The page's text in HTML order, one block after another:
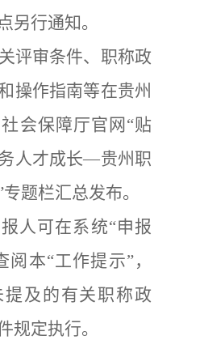
另行通知。
评审条件、职称政
操作指南等在贵州
会保障厅官网 “贴
人才成长—贵州职
专题栏汇总发布。
人可在系统“申报
阅 本“工作提示”，
提及的有关职称政
规定执行。